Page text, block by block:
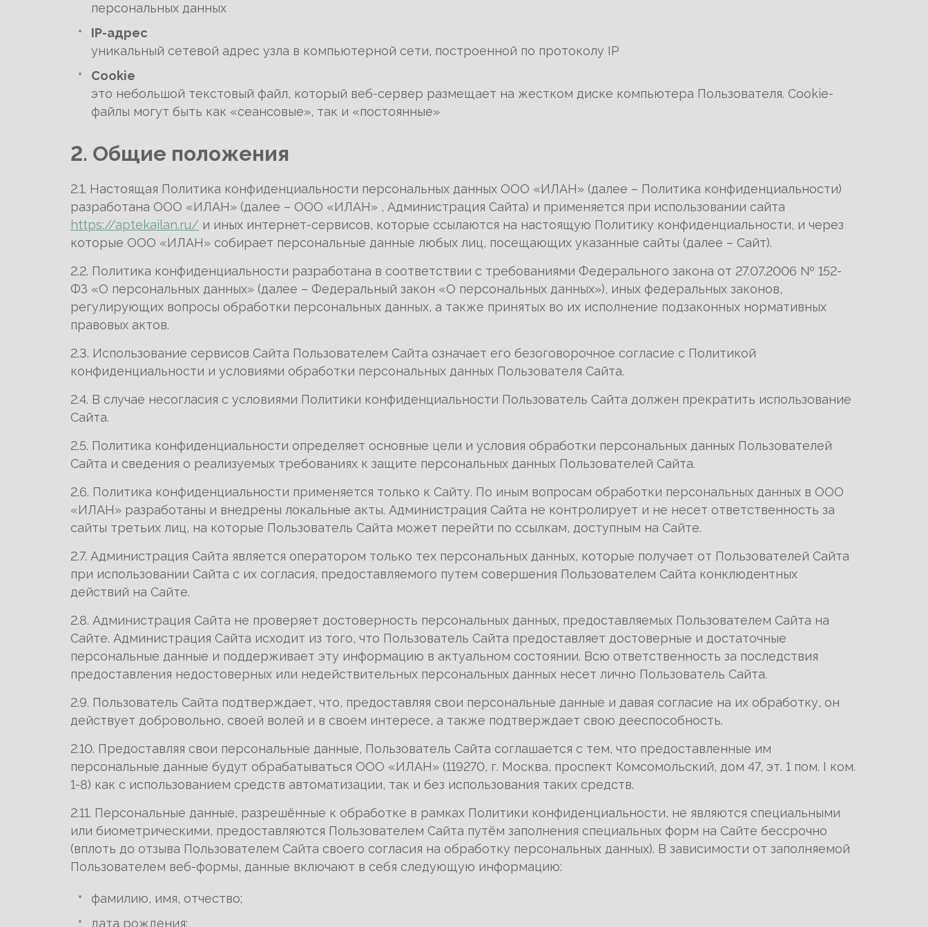
персональных данных
IP-адрес
уникальный сетевой адрес узла в компьютерной сети, построенной по протоколу IP
Cookie
это небольшой текстовый файл, который веб-сервер размещает на жестком диске компьютера Пользователя. Сookie-
файлы могут быть как «сеансовые», так и «постоянные»
2. Общие положения
2.1. Настоящая Политика конфиденциальности персональных данных ООО «ИЛАН» (далее – Политика конфиденциальности)
разработана ООО «ИЛАН» (далее – ООО «ИЛАН» , Администрация Сайта) и применяется при использовании сайта
https://aptekailan.ru/ и иных интернет-сервисов, которые ссылаются на настоящую Политику конфиденциальности, и через
которые ООО «ИЛАН» собирает персональные данные любых лиц, посещающих указанные сайты (далее – Сайт).
2.2. Политика конфиденциальности разработана в соответствии с требованиями Федерального закона от 27.07.2006 № 152-
ФЗ «О персональных данных» (далее – Федеральный закон «О персональных данных»), иных федеральных законов,
регулирующих вопросы обработки персональных данных, а также принятых во их исполнение подзаконных нормативных
правовых актов.
2.3. Использование сервисов Сайта Пользователем Сайта означает его безоговорочное согласие с Политикой
конфиденциальности и условиями обработки персональных данных Пользователя Сайта.
2.4. В случае несогласия с условиями Политики конфиденциальности Пользователь Сайта должен прекратить использование
Сайта.
2.5. Политика конфиденциальности определяет основные цели и условия обработки персональных данных Пользователей
Сайта и сведения о реализуемых требованиях к защите персональных данных Пользователей Сайта.
2.6. Политика конфиденциальности применяется только к Сайту. По иным вопросам обработки персональных данных в ООО
«ИЛАН» разработаны и внедрены локальные акты. Администрация Сайта не контролирует и не несет ответственность за
сайты третьих лиц, на которые Пользователь Сайта может перейти по ссылкам, доступным на Сайте.
2.7. Администрация Сайта является оператором только тех персональных данных, которые получает от Пользователей Сайта
при использовании Сайта с их согласия, предоставляемого путем совершения Пользователем Сайта конклюдентных
действий на Сайте.
2.8. Администрация Сайта не проверяет достоверность персональных данных, предоставляемых Пользователем Сайта на
Сайте. Администрация Сайта исходит из того, что Пользователь Сайта предоставляет достоверные и достаточные
персональные данные и поддерживает эту информацию в актуальном состоянии. Всю ответственность за последствия
предоставления недостоверных или недействительных персональных данных несет лично Пользователь Сайта.
2.9. Пользователь Сайта подтверждает, что, предоставляя свои персональные данные и давая согласие на их обработку, он
действует добровольно, своей волей и в своем интересе, а также подтверждает свою дееспособность.
2.10. Предоставляя свои персональные данные, Пользователь Сайта соглашается с тем, что предоставленные им
персональные данные будут обрабатываться ООО «ИЛАН» (119270, г. Москва, проспект Комсомольский, дом 47, эт. 1 пом. I ком.
1-8) как с использованием средств автоматизации, так и без использования таких средств.
2.11. Персональные данные, разрешённые к обработке в рамках Политики конфиденциальности, не являются специальными
или биометрическими, предоставляются Пользователем Сайта путём заполнения специальных форм на Сайте бессрочно
(вплоть до отзыва Пользователем Сайта своего согласия на обработку персональных данных). В зависимости от заполняемой
Пользователем веб-формы, данные включают в себя следующую информацию:
фамилию, имя, отчество;
дата рождения;